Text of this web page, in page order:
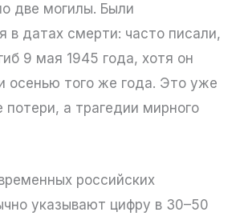
две могилы. Были
в датах смерти: часто писали,
9 мая 1945 года, хотя он
осенью того же года. Это уже
потери, а трагедии мирного
российских
указывают цифру в 30–50